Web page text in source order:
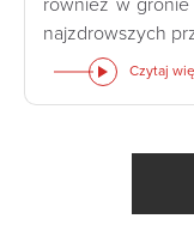
również w
najzdrowszych
Czytaj